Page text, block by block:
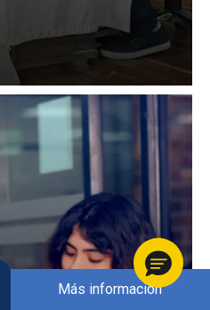
Más información